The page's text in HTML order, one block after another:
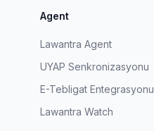
Agent
Lawantra Agent
UYAP Senkronizasyonu
E-Tebligat Entegrasyonu
Lawantra Watch